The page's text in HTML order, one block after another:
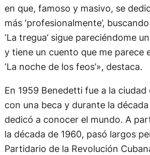
en que, famoso y masivo, se
más ‘profesionalmente’,
‘La tregua’ sigue pareciéndome
y tiene un cuento que me parece
‘La noche de los feos’», destaca.
En 1959 Benedetti fue a la ciudad
con una beca y durante la
dedicó a conocer el mundo. A
la década de 1960, pasó largos
Partidario de la Revolución